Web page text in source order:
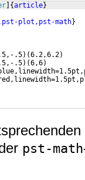
{article}
plot,pst-math}
.5) (6.2,6.2)
.5) (6,6)
pst-math